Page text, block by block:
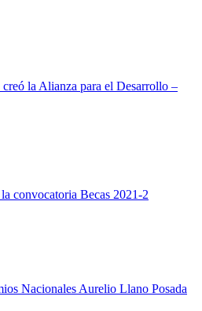
creó la Alianza para el Desarrollo –
convocatoria Becas 2021-2
Nacionales Aurelio Llano Posada